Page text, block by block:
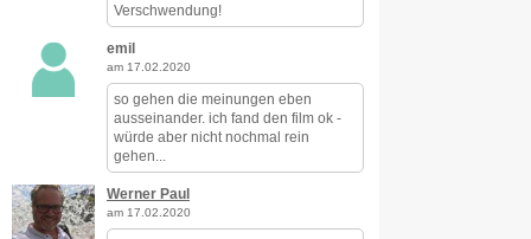
Verschwendung!
emil
am 17.02.2020
so gehen die meinungen eben
ausseinander. ich fand den film ok -
würde aber nicht nochmal rein
gehen...
Werner Paul
am 17.02.2020